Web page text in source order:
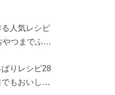
人気レシピ
つまでふん
りレシピ28
もおいしい